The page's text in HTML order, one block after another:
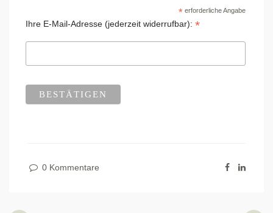
*erforderliche Angabe
Ihre E-Mail-Adresse (jederzeit widerrufbar): *
0 Kommentare